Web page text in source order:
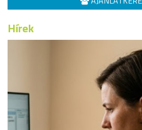
Hírek